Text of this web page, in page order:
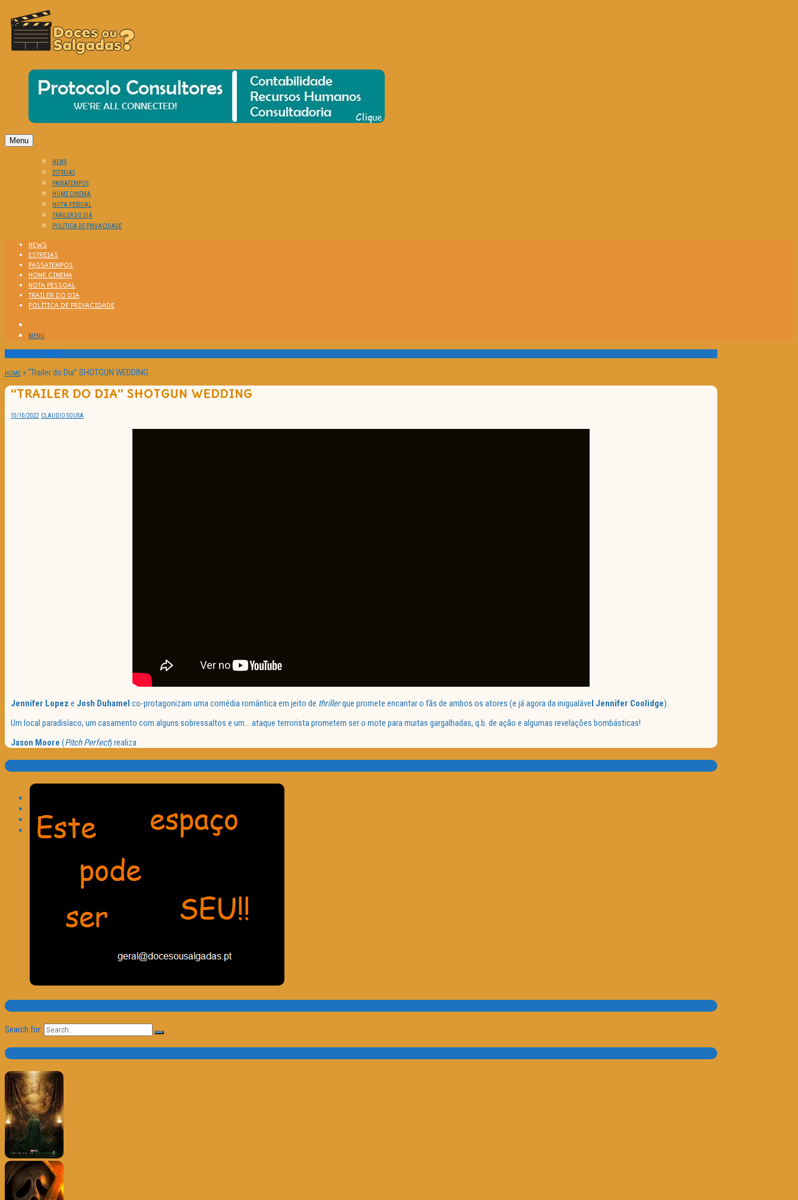
DOCES OU SALGADAS?
O Cinema? Uma Paixão!!
Menu
NEWS
ESTREIAS
PASSATEMPOS
HOME CINEMA
NOTA PESSOAL
TRAILER DO DIA
POLÍTICA DE PRIVACIDADE
NEWS
ESTREIAS
PASSATEMPOS
HOME CINEMA
NOTA PESSOAL
TRAILER DO DIA
POLÍTICA DE PRIVACIDADE
MENU
Passatempos
HOME »“Trailer do Dia” SHOTGUN WEDDING
“TRAILER DO DIA” SHOTGUN WEDDING
10/10/2022 CLAUDIO SOUSA
Jennifer Lopez e Josh Duhamel co-protagonizam uma comédia romântica em jeito de thrillerque promete encantar o fãs de ambos os atores (e já agora da inigualável Jennifer Coolidge).
Um local paradisíaco, um casamento com alguns sobressaltos e um… ataque terrorista prometem ser o mote para muitas gargalhadas, q.b. de ação e algumas revelações bombásticas!
Jason Moore (Pitch Perfect) realiza
Translate:
Pesquisa
Search for:
Trailer e Poster do Dia